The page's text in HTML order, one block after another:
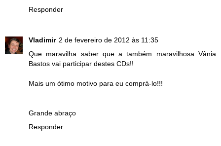
Responder
Vladimir 2 de fevereiro de 2012 às 11:35
Que maravilha saber que a também maravilhosa Vânia
Bastos vai participar destes CDs!!
Mais um ótimo motivo para eu comprá-lo!!!
Grande abraço
Responder